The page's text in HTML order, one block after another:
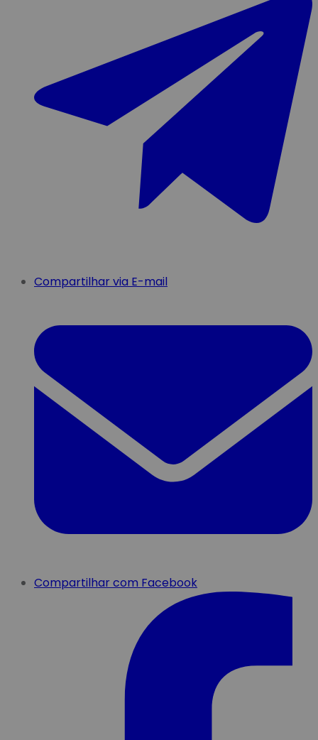
Compartilhar via E-mail
Compartilhar com Facebook